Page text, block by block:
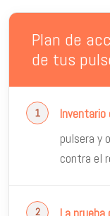
Plan de
de tus
Inventario
pulsera y
contra el